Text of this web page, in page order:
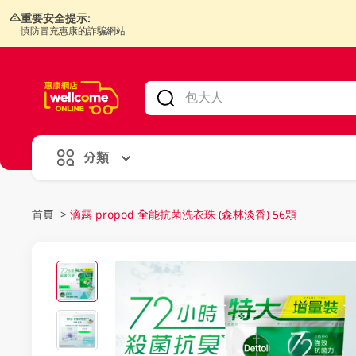
重要安全提示:
慎防冒充惠康的詐騙網站
分類
首頁 > 滴露 propod 全能抗菌洗衣珠 (森林淡香) 56顆